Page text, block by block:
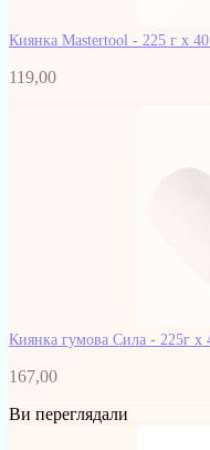
Киянка Mastertool - 225 г х
119,00
Киянка гумова Сила - 225г x
167,00
Ви переглядали